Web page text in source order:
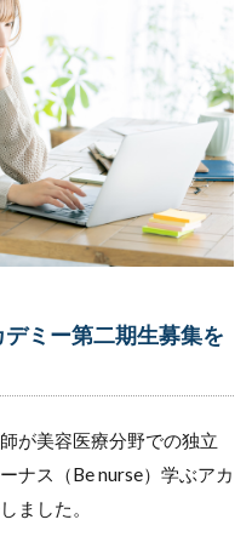
ミー第二期生募集を
が美容医療分野での独立
ナス（Be nurse）学ぶアカ
ました。